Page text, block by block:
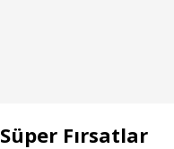
Süper Fırsatlar